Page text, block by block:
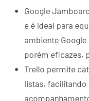
Google
e é ideal para
ambiente
porém eficazes,
Trello permite
listas, facilitando